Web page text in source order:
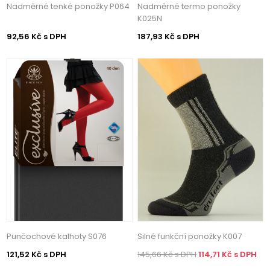
Nadměrné tenké ponožky P064
92,56 Kč s DPH
Nadměrné termo ponožky
K025N
187,93 Kč s DPH
Punčochové kalhoty S076
121,52 Kč s DPH
Silné funkční ponožky K007
145,66 Kč s DPH114,71 Kč s DPH